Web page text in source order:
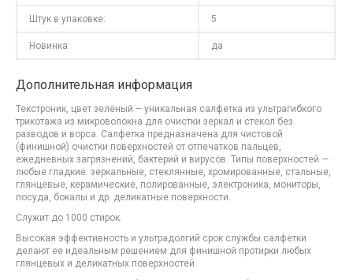
Штук в упаковке: 5
Новинка: да
Дополнительная информация
Текстроник, цвет зелёный – уникальная салфетка из ультрагибкого
трикотажа из микроволокна для очистки зеркал и стекол без
разводов и ворса. Салфетка предназначена для чистовой
(финишной) очистки поверхностей от отпечатков пальцев,
ежедневных загрязнений, бактерий и вирусов. Типы поверхностей —
любые гладкие: зеркальные, стеклянные, хромированные, стальные,
глянцевые, керамические, полированные, электроника, мониторы,
посуда, бокалы и др. деликатные поверхности.
Служит до 1000 стирок.
Высокая эффективность и ультрадолгий срок службы салфетки
делают ее идеальным решением для финишной протирки любых
глянцевых и деликатных поверхностей.